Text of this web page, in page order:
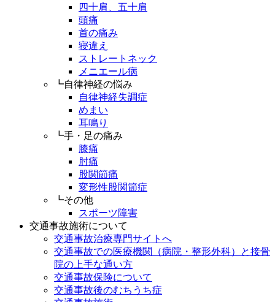
四十肩、五十肩
頭痛
首の痛み
寝違え
ストレートネック
メニエール病
┗自律神経の悩み
自律神経失調症
めまい
耳鳴り
┗手・足の痛み
膝痛
肘痛
股関節痛
変形性股関節症
┗その他
スポーツ障害
交通事故施術について
交通事故治療専門サイトへ
交通事故での医療機関（病院・整形外科）と接骨
院の上手な通い方
交通事故保険について
交通事故後のむちうち症